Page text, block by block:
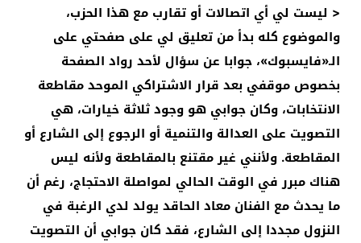
< ليست لي أي اتصالات أو تقارب مع هذا الحزب،
والموضوع كله بدأ من تعليق لي على صفحتي على
الـ«فايسبوك»، جوابا عن سؤال لأحد رواد الصفحة
بخصوص موقفي بعد قرار الاشتراكي الموحد مقاطعة
الانتخابات، وكان جوابي هو وجود ثلاثة خيارات، هي
التصويت على العدالة والتنمية أو الرجوع إلى الشارع أو
المقاطعة. ولأنني غير مقتنع بالمقاطعة ولأنه ليس
هناك مبرر في الوقت الحالي لمواصلة الاحتجاج، رغم أن
ما يحدث مع الفنان معاد الحاقد يولد لدي الرغبة في
النزول مجددا إلى الشارع، فقد كان جوابي أن التصويت